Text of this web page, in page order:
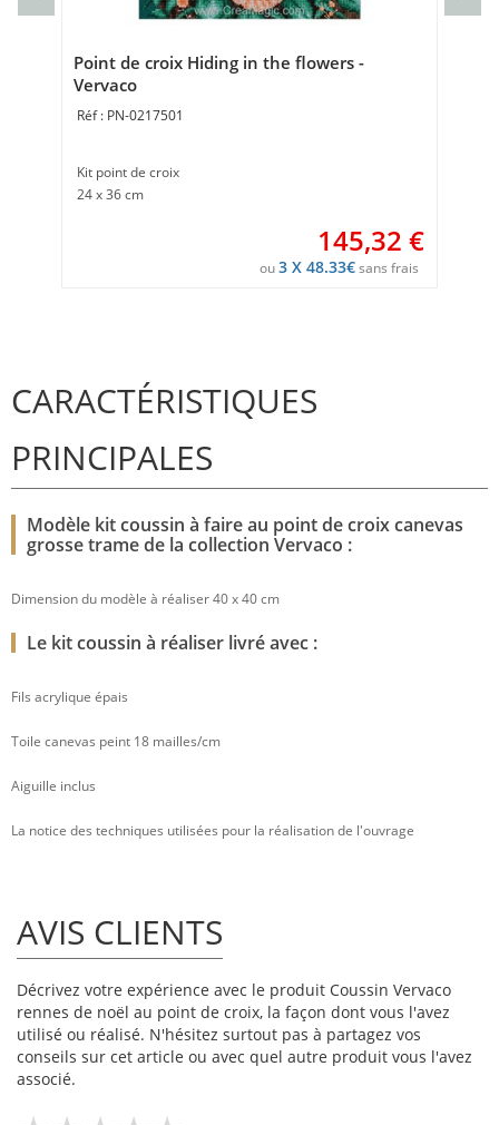
Point de croix Hiding in the flowers -
Vervaco
PN-0217501
Kit point de croix
24 x 36 cm
145,32 €
ou3 X 48.33€sans frais
CARACTÉRISTIQUES
PRINCIPALES
Modèle kit coussin à faire au point de croix canevas
grosse trame de la collection Vervaco :
Dimension du modèle à réaliser 40 x 40 cm
Le kit coussin à réaliser livré avec :
Fils acrylique épais
Toile canevas peint 18 mailles/cm
Aiguille inclus
La notice des techniques utilisées pour la réalisation de l'ouvrage
AVIS CLIENTS
Décrivez votre expérience avec le produit Coussin Vervaco
rennes de noël au point de croix, la façon dont vous l'avez
utilisé ou réalisé. N'hésitez surtout pas à partagez vos
conseils sur cet article ou avec quel autre produit vous l'avez
associé.